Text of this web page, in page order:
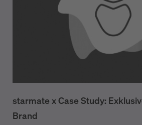
starmate x Case Study:
Brand